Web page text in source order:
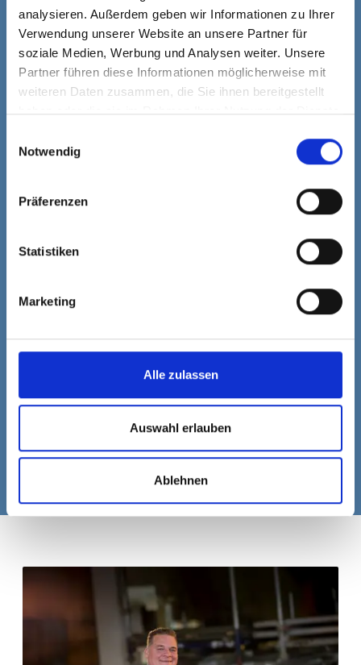
analysieren. Außerdem geben wir Informationen zu Ihrer
Verwendung unserer Website an unsere Partner für
soziale Medien, Werbung und Analysen weiter. Unsere
Partner führen diese Informationen möglicherweise mit
weiteren Daten zusammen, die Sie ihnen bereitgestellt
haben oder die sie im Rahmen Ihrer Nutzung der Dienste
Notwendig
Präferenzen
Statistiken
Marketing
Alle zulassen
Auswahl erlauben
Ablehnen
Häufig gestellte
Fragen
Wie viele Autos kann eine Garagenanlage
fassen?
Autos liefern.
Welches Dachmaterial können wir für die
Antwort:
Am häufigsten werden unsere 20mm
starken, 5-lagigen Thermoclearplatten verwendet. Sie
Dacheindeckung entscheiden.
Welche Art von Tor verwenden Sie?
Am häufigsten verwenden wir ein
Fernbedienung.